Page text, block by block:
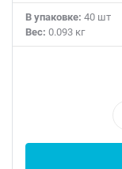
В упаковке: 40 шт
Вес: 0.093 кг